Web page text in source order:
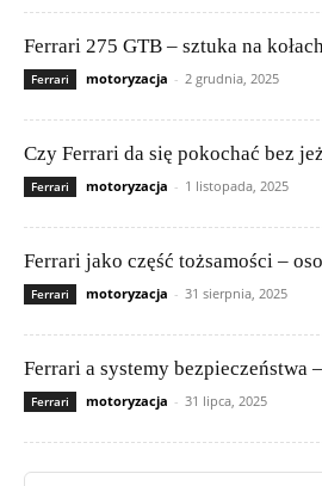
Ferrari 275 GTB – sztuka na
Ferrari motoryzacja - 2 grudnia, 2025
Czy Ferrari da się pokochać bez
Ferrari motoryzacja - 1 listopada, 2025
Ferrari jako część tożsamości –
Ferrari motoryzacja - 31 sierpnia, 2025
Ferrari a systemy bezpieczeństwa
Ferrari motoryzacja - 31 lipca, 2025